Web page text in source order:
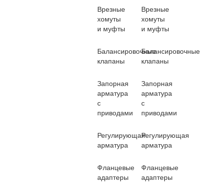
Врезные
хомуты
и муфты
Балансировочные
клапаны
Запорная
арматура
с
приводами
Регулирующая
арматура
Фланцевые
адаптеры
Врезные
хомуты
и муфты
Балансировочные
клапаны
Запорная
арматура
с
приводами
Регулирующая
арматура
Фланцевые
адаптеры